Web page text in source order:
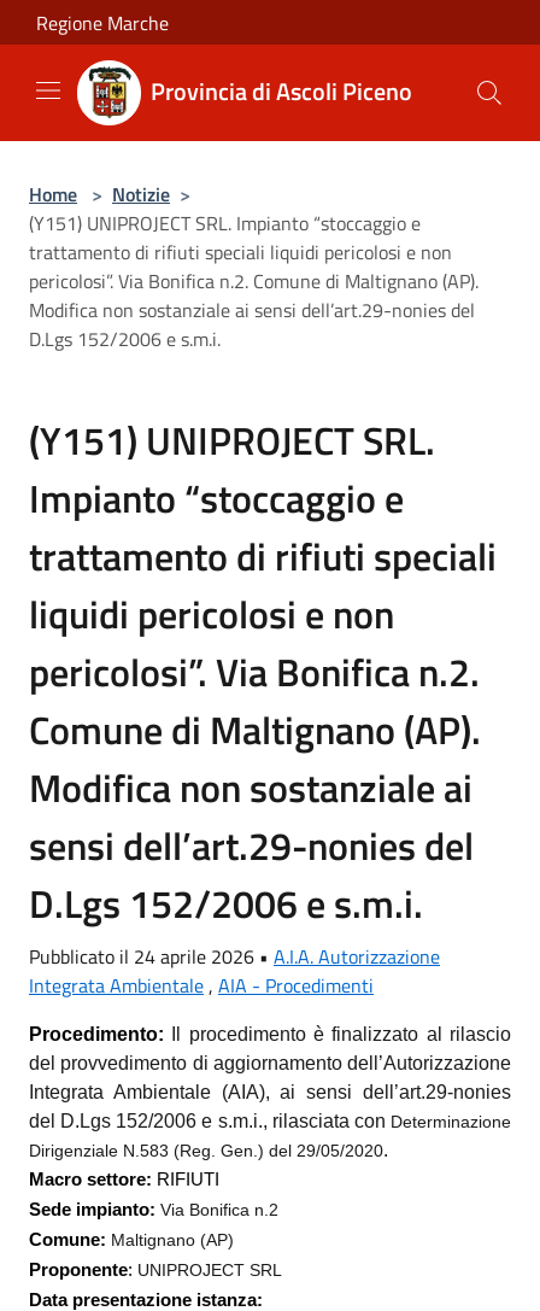
Salta al contenuto principale
Regione Marche
Provincia di Ascoli Piceno
Home > Notizie >
(Y151) UNIPROJECT SRL. Impianto “stoccaggio e
trattamento di rifiuti speciali liquidi pericolosi e non
pericolosi”. Via Bonifica n.2. Comune di Maltignano (AP).
Modifica non sostanziale ai sensi dell’art.29-nonies del
D.Lgs 152/2006 e s.m.i.
(Y151) UNIPROJECT SRL.
Impianto “stoccaggio e
trattamento di rifiuti speciali
liquidi pericolosi e non
pericolosi”. Via Bonifica n.2.
Comune di Maltignano (AP).
Modifica non sostanziale ai
sensi dell’art.29-nonies del
D.Lgs 152/2006 e s.m.i.
Pubblicato il 24 aprile 2026 • A.I.A. Autorizzazione
Integrata Ambientale, AIA - Procedimenti
Procedimento:
Il procedimento è finalizzato al rilascio
del provvedimento di aggiornamento dell’Autorizzazione
Integrata Ambientale (AIA), ai sensi dell’art.29-nonies
del D.Lgs 152/2006 e s.m.i., rilasciata con Determinazione
Dirigenziale N. 583 (Reg. Gen.) del 29/05/2020.
Macro settore: RIFIUTI
Sede impianto: Via Bonifica n.2
Comune: Maltignano (AP)
Proponente: UNIPROJECT SRL
Data presentazione istanza: